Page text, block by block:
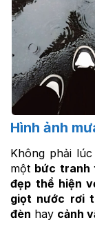
Hình ảnh
Không phải
một bức tranh
đẹp thể hiện
giọt nước rơi
đèn hay cảnh